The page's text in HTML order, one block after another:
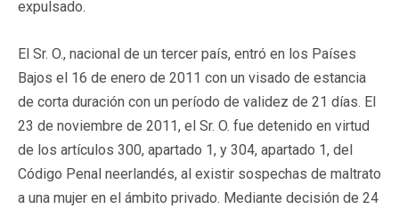
expulsado.
El Sr. O., nacional de un tercer país, entró en los Países
Bajos el 16 de enero de 2011 con un visado de estancia
de corta duración con un período de validez de 21 días. El
23 de noviembre de 2011, el Sr. O. fue detenido en virtud
de los artículos 300, apartado 1, y 304, apartado 1, del
Código Penal neerlandés, al existir sospechas de maltrato
a una mujer en el ámbito privado. Mediante decisión de 24